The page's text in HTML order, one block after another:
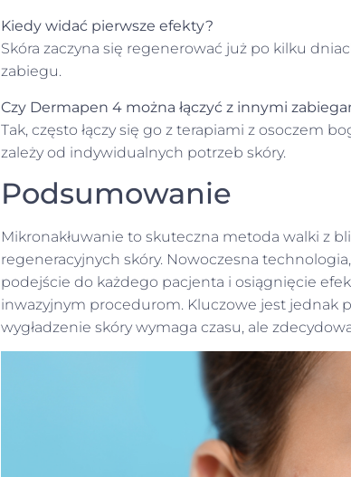
Kiedy widać pierwsze efekty?
Skóra zaczyna się regenerować już po kilku
zabiegu.
Czy Dermapen 4 można łączyć z innymi
Tak, często łączy się go z terapiami z osoczem
zależy od indywidualnych potrzeb skóry.
Podsumowanie
Mikronakłuwanie to skuteczna metoda walki z
regeneracyjnych skóry. Nowoczesna
podejście do każdego pacjenta i osiągnięcie
inwazyjnym procedurom. Kluczowe jest jednak
wygładzenie skóry wymaga czasu, ale